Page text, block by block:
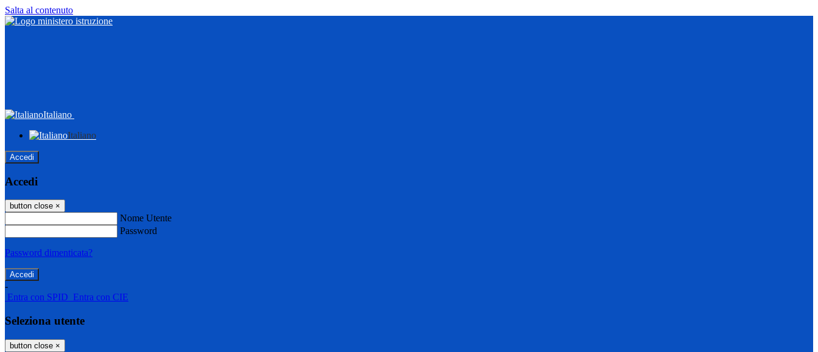
Salta al contenuto
Italiano
Italiano
Accedi
Accedi
button close ×
Nome Utente
Password
Password dimenticata?
-
Entra con SPID Entra con CIE
Seleziona utente
button close ×